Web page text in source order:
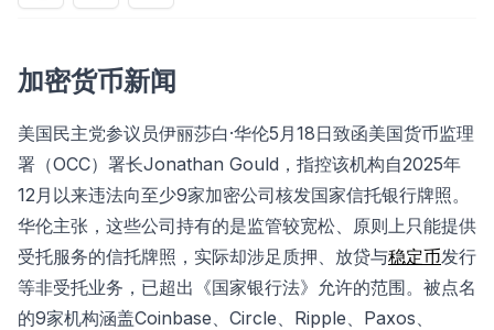
加密货币新闻
美国民主党参议员伊丽莎白·华伦5月18日致函美国货币监理
署（OCC）署长Jonathan Gould，指控该机构自2025年
12月以来违法向至少9家加密公司核发国家信托银行牌照。
华伦主张，这些公司持有的是监管较宽松、原则上只能提供
受托服务的信托牌照，实际却涉足质押、放贷与稳定币发行
等非受托业务，已超出《国家银行法》允许的范围。被点名
的9家机构涵盖Coinbase、Circle、Ripple、Paxos、